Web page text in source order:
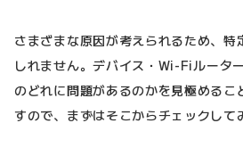
さまざまな原因が考えられるため、特
しれません。デバイス・Wi-Fiルータ
のどれに問題があるのかを見極めるこ
すので、まずはそこからチェックして